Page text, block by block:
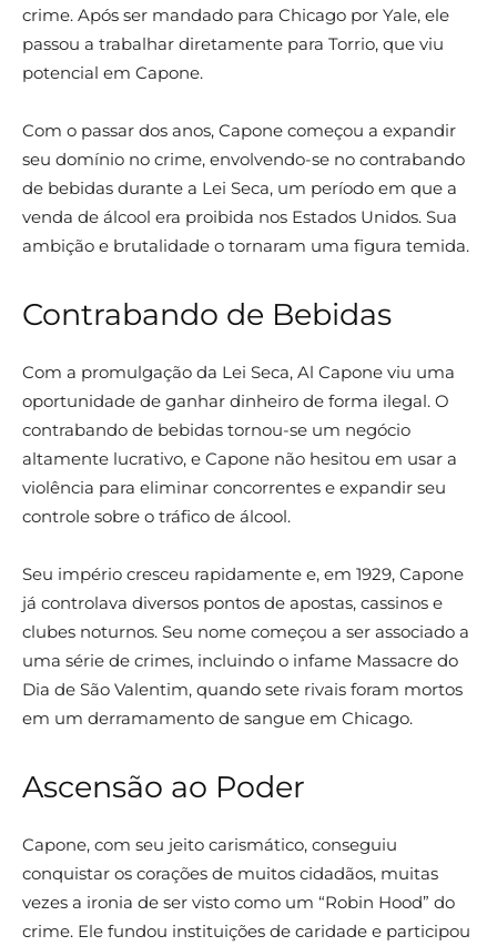
crime. Após ser mandado para Chicago por Yale, ele
passou a trabalhar diretamente para Torrio, que viu
potencial em Capone.
Com o passar dos anos, Capone começou a expandir
seu domínio no crime, envolvendo-se no contrabando
de bebidas durante a Lei Seca, um período em que a
venda de álcool era proibida nos Estados Unidos. Sua
ambição e brutalidade o tornaram uma figura temida.
Contrabando de Bebidas
Com a promulgação da Lei Seca, Al Capone viu uma
oportunidade de ganhar dinheiro de forma ilegal. O
contrabando de bebidas tornou-se um negócio
altamente lucrativo, e Capone não hesitou em usar a
violência para eliminar concorrentes e expandir seu
controle sobre o tráfico de álcool.
Seu império cresceu rapidamente e, em 1929, Capone
já controlava diversos pontos de apostas, cassinos e
clubes noturnos. Seu nome começou a ser associado a
uma série de crimes, incluindo o infame Massacre do
Dia de São Valentim, quando sete rivais foram mortos
em um derramamento de sangue em Chicago.
Ascensão ao Poder
Capone, com seu jeito carismático, conseguiu
conquistar os corações de muitos cidadãos, muitas
vezes a ironia de ser visto como um “Robin Hood” do
crime. Ele fundou instituições de caridade e participou